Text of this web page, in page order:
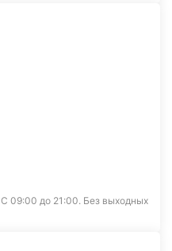
С 09:00 до 21:00. Без выходных